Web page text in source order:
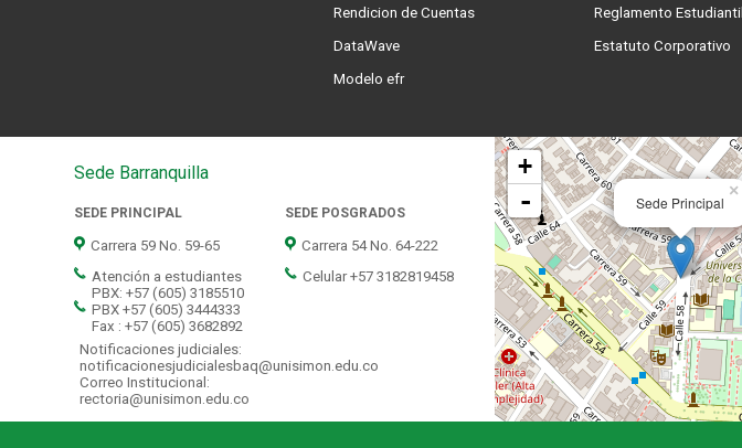
Rendicion de Cuentas
DataWave
Modelo efr
Reglamento Estudiantil
Estatuto Corporativo
Sede Barranquilla
SEDE PRINCIPAL
Carrera 59 No. 59-65
Atención a estudiantes
PBX: +57 (605) 3185510
PBX +57 (605) 3444333
Fax : +57 (605) 3682892
Notificaciones judiciales:
notificacionesjudicialesbaq@unisimon.edu.co
Correo Institucional:
rectoria@unisimon.edu.co
SEDE POSGRADOS
Carrera 54 No. 64-222
Celular +57 3182819458
×
Sede Principal
+
-